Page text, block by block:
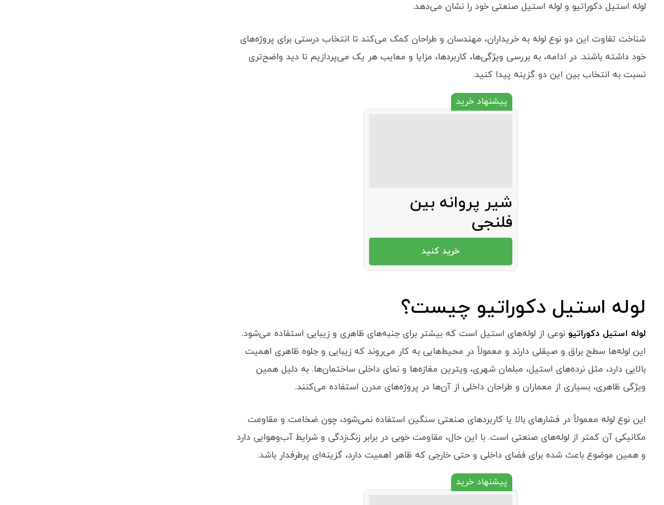
لوله استیل دکوراتیو و لوله استیل صنعتی خود را نشان می‌دهد.
شناخت تفاوت این دو نوع لوله به خریداران، مهندسان و طراحان کمک می‌کند تا انتخاب درستی برای پروژه‌های
خود داشته باشند. در ادامه، به بررسی ویژگی‌ها، کاربردها، مزایا و معایب هر یک می‌پردازیم تا دید واضح‌تری
نسبت به انتخاب بین این دو گزینه پیدا کنید.
پیشنهاد خرید
شیر پروانه بین
فلنجی
خرید کنید
لوله استیل دکوراتیو چیست؟
لوله استیل دکوراتیو نوعی از لوله‌های استیل است که بیشتر برای جنبه‌های ظاهری و زیبایی استفاده می‌شود.
این لوله‌ها سطح براق و صیقلی دارند و معمولاً در محیط‌هایی به کار می‌روند که زیبایی و جلوه ظاهری اهمیت
بالایی دارد، مثل نرده‌های استیل، مبلمان شهری، ویترین مغازه‌ها و نمای داخلی ساختمان‌ها. به دلیل همین
ویژگی ظاهری، بسیاری از معماران و طراحان داخلی از آن‌ها در پروژه‌های مدرن استفاده می‌کنند.
این نوع لوله معمولاً در فشارهای بالا یا کاربردهای صنعتی سنگین استفاده نمی‌شود، چون ضخامت و مقاومت
مکانیکی آن کمتر از لوله‌های صنعتی است. با این حال، مقاومت خوبی در برابر زنگ‌زدگی و شرایط آب‌وهوایی دارد
و همین موضوع باعث شده برای فضای داخلی و حتی خارجی که ظاهر اهمیت دارد، گزینه‌ای پرطرفدار باشد.
پیشنهاد خرید